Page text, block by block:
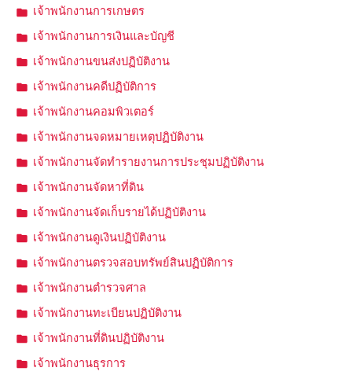
เจ้าพนักงานการเกษตร
เจ้าพนักงานการเงินและบัญชี
เจ้าพนักงานขนส่งปฏิบัติงาน
เจ้าพนักงานคดีปฏิบัติการ
เจ้าพนักงานคอมพิวเตอร์
เจ้าพนักงานจดหมายเหตุปฏิบัติงาน
เจ้าพนักงานจัดทำรายงานการประชุมปฏิบัติงาน
เจ้าพนักงานจัดหาที่ดิน
เจ้าพนักงานจัดเก็บรายได้ปฏิบัติงาน
เจ้าพนักงานดูเงินปฏิบัติงาน
เจ้าพนักงานตรวจสอบทรัพย์สินปฏิบัติการ
เจ้าพนักงานตำรวจศาล
เจ้าพนักงานทะเบียนปฏิบัติงาน
เจ้าพนักงานที่ดินปฏิบัติงาน
เจ้าพนักงานธุรการ